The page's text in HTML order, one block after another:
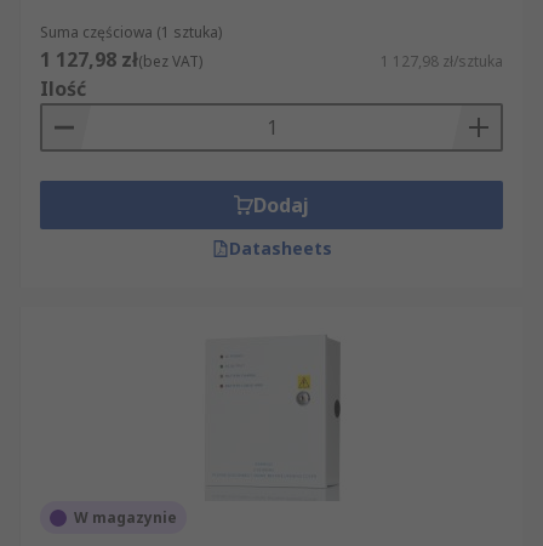
Suma częściowa (1 sztuka)
1 127,98 zł(bez VAT) 1 127,98 zł/sztuka
Ilość
Dodaj
Datasheets
W magazynie